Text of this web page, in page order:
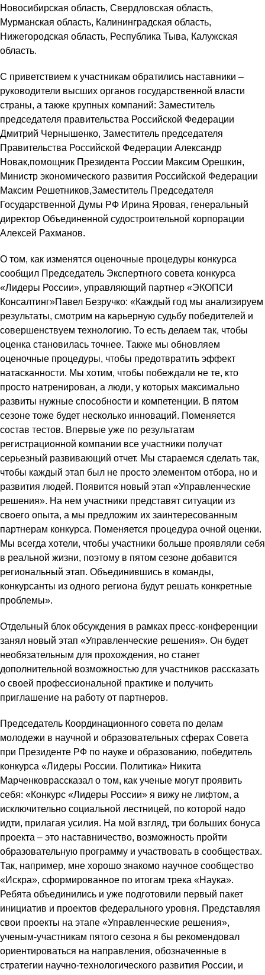
Новосибирская область, Свердловская область,
Мурманская область, Калининградская область,
Нижегородская область, Республика Тыва, Калужская
область.
С приветствием к участникам обратились наставники –
руководители высших органов государственной власти
страны, а также крупных компаний: Заместитель
председателя правительства Российской Федерации
Дмитрий Чернышенко, Заместитель председателя
Правительства Российской Федерации Александр
Новак,помощник Президента России Максим Орешкин,
Министр экономического развития Российской Федерации
Максим Решетников,Заместитель Председателя
Государственной Думы РФ Ирина Яровая, генеральный
директор Объединенной судостроительной корпорации
Алексей Рахманов.
О том, как изменятся оценочные процедуры конкурса
сообщил Председатель Экспертного совета конкурса
«Лидеры России», управляющий партнер «ЭКОПСИ
Консалтинг»Павел Безручко: «Каждый год мы анализируем
результаты, смотрим на карьерную судьбу победителей и
совершенствуем технологию. То есть делаем так, чтобы
оценка становилась точнее. Также мы обновляем
оценочные процедуры, чтобы предотвратить эффект
натасканности. Мы хотим, чтобы побеждали не те, кто
просто натренирован, а люди, у которых максимально
развиты нужные способности и компетенции. В пятом
сезоне тоже будет несколько инноваций. Поменяется
состав тестов. Впервые уже по результатам
регистрационной компании все участники получат
серьезный развивающий отчет. Мы стараемся сделать так,
чтобы каждый этап был не просто элементом отбора, но и
развития людей. Появится новый этап «Управленческие
решения». На нем участники представят ситуации из
своего опыта, а мы предложим их заинтересованным
партнерам конкурса. Поменяется процедура очной оценки.
Мы всегда хотели, чтобы участники больше проявляли себя
в реальной жизни, поэтому в пятом сезоне добавится
региональный этап. Объединившись в команды,
конкурсанты из одного региона будут решать конкретные
проблемы».
Отдельный блок обсуждения в рамках пресс-конференции
занял новый этап «Управленческие решения». Он будет
необязательным для прохождения, но станет
дополнительной возможностью для участников рассказать
о своей профессиональной практике и получить
приглашение на работу от партнеров.
Председатель Координационного совета по делам
молодежи в научной и образовательных сферах Совета
при Президенте РФ по науке и образованию, победитель
конкурса «Лидеры России. Политика» Никита
Марченковрассказал о том, как ученые могут проявить
себя: «Конкурс «Лидеры России» я вижу не лифтом, а
исключительно социальной лестницей, по которой надо
идти, прилагая усилия. На мой взгляд, три больших бонуса
проекта – это наставничество, возможность пройти
образовательную программу и участвовать в сообществах.
Так, например, мне хорошо знакомо научное сообщество
«Искра», сформированное по итогам трека «Наука».
Ребята объединились и уже подготовили первый пакет
инициатив и проектов федерального уровня. Представляя
свои проекты на этапе «Управленческие решения»,
ученым-участникам пятого сезона я бы рекомендовал
ориентироваться на направления, обозначенные в
стратегии научно-технологического развития России, и